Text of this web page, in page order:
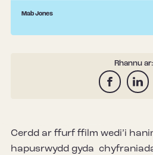
Mab Jones
Rhannu ar:
Cerdd ar ffurf ffilm wedi’i
hapusrwydd gyda